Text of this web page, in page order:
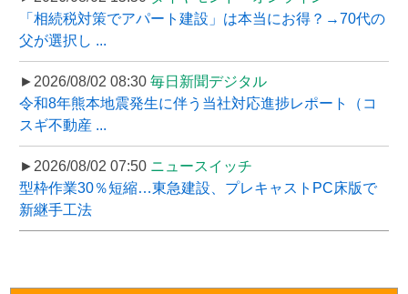
「相続税対策でアパート建設」は本当にお得？→70代の
父が選択し ...
►2026/08/02 08:30 毎日新聞デジタル
令和8年熊本地震発生に伴う当社対応進捗レポート（コ
スギ不動産 ...
►2026/08/02 07:50 ニュースイッチ
型枠作業30％短縮…東急建設、プレキャストPC床版で
新継手工法